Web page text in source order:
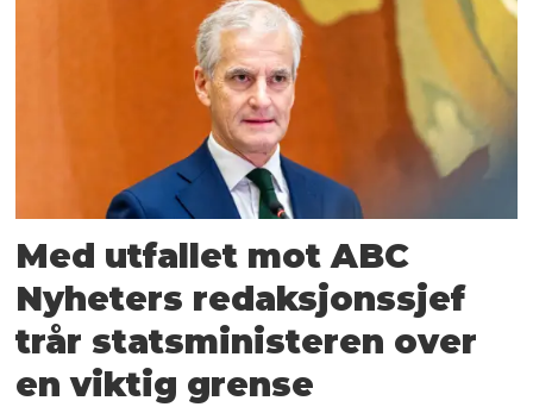
Med utfallet mot ABC
Nyheters redaksjonssjef
trår statsministeren over
en viktig grense